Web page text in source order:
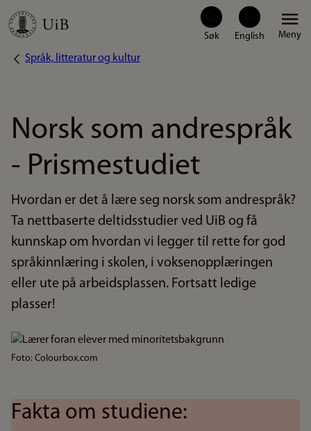
Hopp
hovedinnhold
Meny
Navigasjonssti
Språk, litteratur og kultur
Norsk som andrespråk
- Prismestudiet
Hvordan er det å lære seg norsk som andrespråk?
Ta nettbaserte deltidsstudier ved UiB og få
kunnskap om hvordan vi legger til rette for god
språkinnlæring i skolen, i voksenopplæringen
eller ute på arbeidsplassen. Fortsatt ledige
plasser!
Bilde
Foto: Colourbox.com
Fakta om studiene: